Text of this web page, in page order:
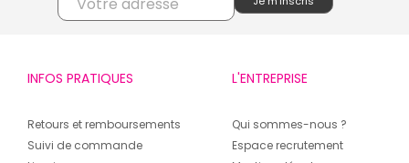
INFOS PRATIQUES
Retours et remboursements
Suivi de commande
L'ENTREPRISE
Qui sommes-nous ?
Espace recrutement